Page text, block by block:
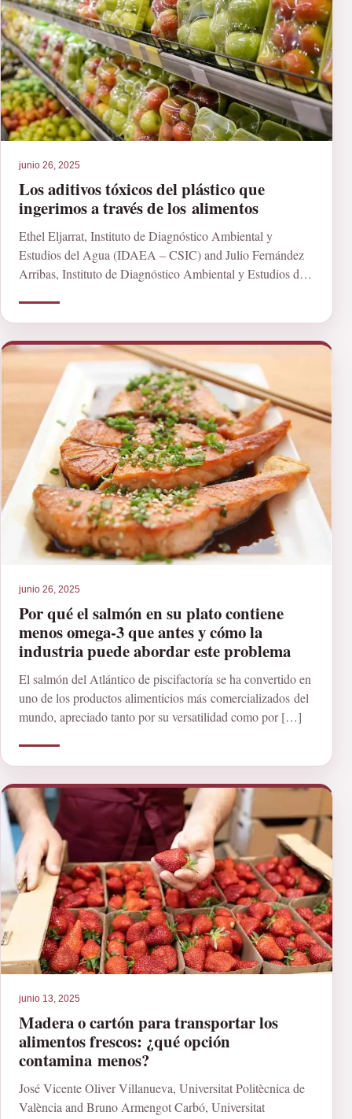
junio 26, 2025
Los aditivos tóxicos del plástico que
ingerimos a través de los alimentos
Ethel Eljarrat, Instituto de Diagnóstico Ambiental y
Estudios del Agua (IDAEA – CSIC) and Julio Fernández
Arribas, Instituto de Diagnóstico Ambiental y Estudios del
junio 26, 2025
Por qué el salmón en su plato contiene
menos omega-3 que antes y cómo la
industria puede abordar este problema
El salmón del Atlántico de piscifactoría se ha convertido en
uno de los productos alimenticios más comercializados del
mundo, apreciado tanto por su versatilidad como por […]
junio 13, 2025
Madera o cartón para transportar los
alimentos frescos: ¿qué opción
contamina menos?
José Vicente Oliver Villanueva, Universitat Politècnica de
València and Bruno Armengot Carbó, Universitat